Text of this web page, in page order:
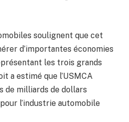
soulignent que cet
d’importantes économies
les trois grands
a estimé que l’USMCA
de milliards de dollars
l’industrie automobile